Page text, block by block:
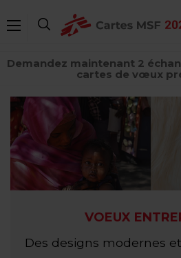
au
principal
Demandez maintenant 2
cartes de vœux
VOEUX
Des designs modernes